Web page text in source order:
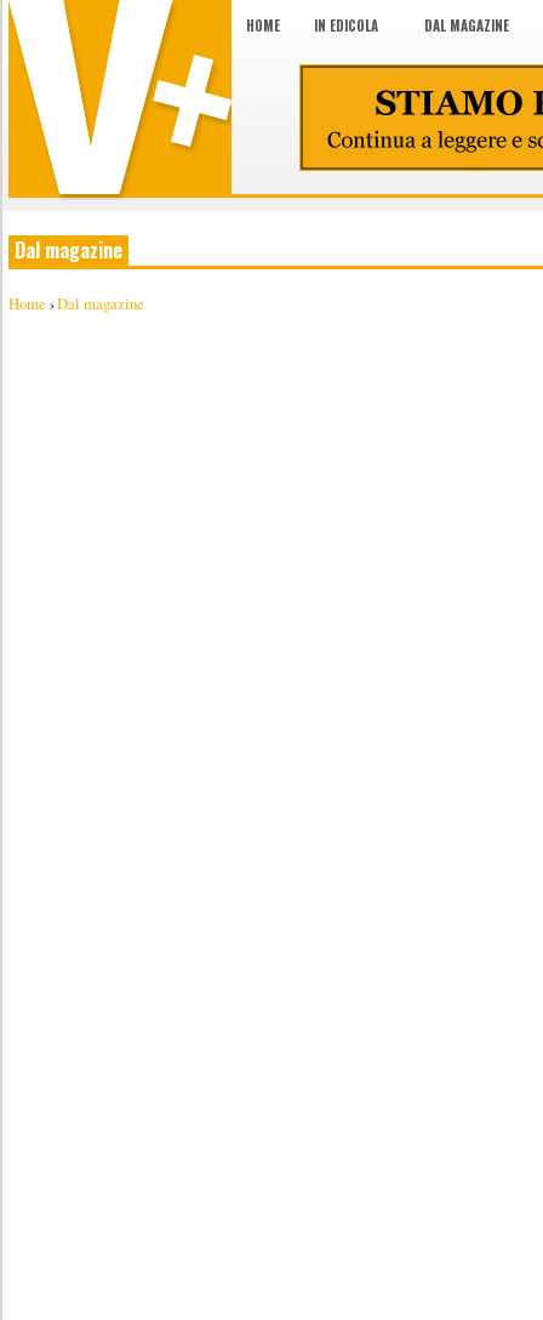
HOME IN EDICOLA DAL MAGAZINE
Dal magazine
Home ›Dal magazine